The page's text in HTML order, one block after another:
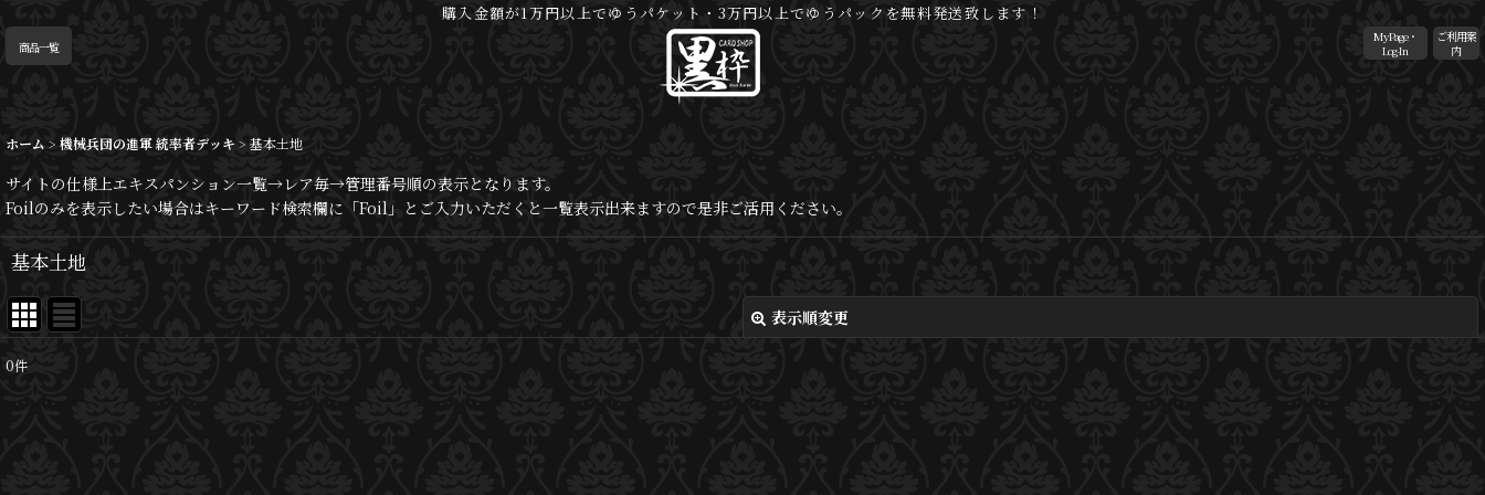
購入金額が1万円以上でゆうパケット・3万円以上でゆうパックを無料発送致します！
商品一覧
MyPage・
Log-In
ご利用案
内
ホーム > 機械兵団の進軍 統率者デッキ > 基本土地
サイトの仕様上エキスパンション一覧→レア毎→管理番号順の表示となります。
Foilのみを表示したい場合はキーワード検索欄に「Foil」とご入力いただくと一覧表示出来ますので是非ご活用ください。
基本土地
表示順変更
表示数
0件